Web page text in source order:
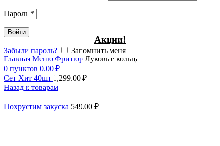
Пароль *
Войти
Забыли пароль? Запомнить меня
0 пунктов 0.00 ₽
Акции!
Главная Меню Фритюр Луковые кольца
Сет Хит 40шт 1,299.00 ₽
Назад к товарам
Похрустим закуска 549.00 ₽